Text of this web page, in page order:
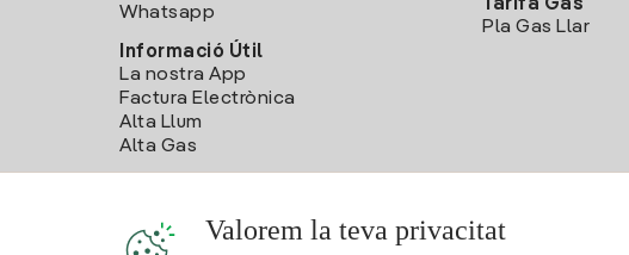
Whatsapp
Informació Útil
La nostra App
Factura Electrònica
Alta Llum
Alta Gas
Tarifa Gas
Pla Gas Llar
Valorem la teva privacitat